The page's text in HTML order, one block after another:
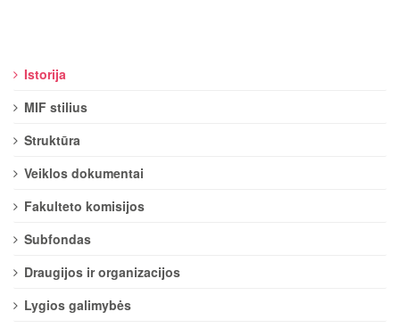
Istorija
MIF stilius
Struktūra
Veiklos dokumentai
Fakulteto komisijos
Subfondas
Draugijos ir organizacijos
Lygios galimybės